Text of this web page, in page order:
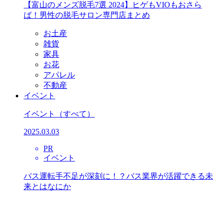
【富山のメンズ脱毛7選 2024】ヒゲもVIOもおさら
ば！男性の脱毛サロン専門店まとめ
お土産
雑貨
家具
お花
アパレル
不動産
イベント
イベント （すべて）
2025.03.03
PR
イベント
バス運転手不足が深刻に！？バス業界が活躍できる未
来とはなにか